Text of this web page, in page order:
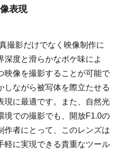
表現
撮影だけでなく映像制作に
深度と滑らかなボケ味によ
映像を撮影することが可能で
しながら被写体を際立たせる
現に最適です。また、自然光
境での撮影でも、開放F1.0の
作者にとって、このレンズは
軽に実現できる貴重なツール